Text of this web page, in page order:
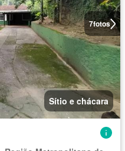
7fotos
Sítio e chácara